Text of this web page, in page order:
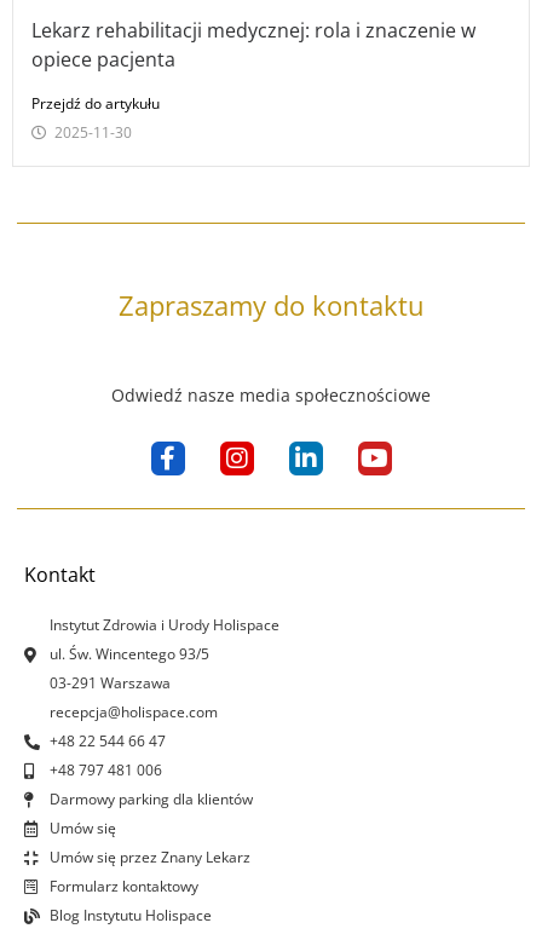
Lekarz rehabilitacji medycznej: rola i znaczenie w
opiece pacjenta
Przejdź do artykułu
2025-11-30
Zapraszamy do kontaktu
Odwiedź nasze media społecznościowe
F
a
c
k
-
f
I
n
s
a
L
i
n
Y
o
u
Kontakt
Instytut Zdrowia i Urody Holispace
ul. Św. Wincentego 93/5
03-291 Warszawa
recepcja@holispace.com
+48 22 544 66 47
+48 797 481 006
Darmowy parking dla klientów
Umów się
Umów się przez Znany Lekarz
Formularz kontaktowy
Blog Instytutu Holispace